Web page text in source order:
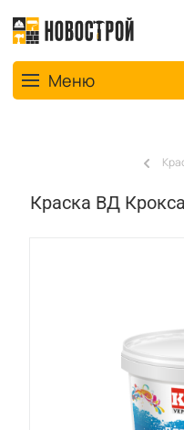
Toggle navigation
Меню
Краска ВД